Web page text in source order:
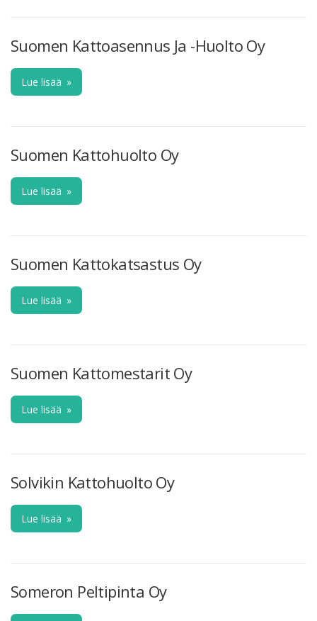
Suomen Kattoasennus Ja -Huolto Oy
Lue lisää »
Suomen Kattohuolto Oy
Lue lisää »
Suomen Kattokatsastus Oy
Lue lisää »
Suomen Kattomestarit Oy
Lue lisää »
Solvikin Kattohuolto Oy
Lue lisää »
Someron Peltipinta Oy